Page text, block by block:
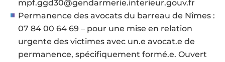
mpf.ggd30@gendarmerie.interieur.gouv.fr
Permanence des avocats du barreau de Nîmes :
07 84 00 64 69 – pour une mise en relation
urgente des victimes avec un.e avocat.e de
permanence, spécifiquement formé.e. Ouvert